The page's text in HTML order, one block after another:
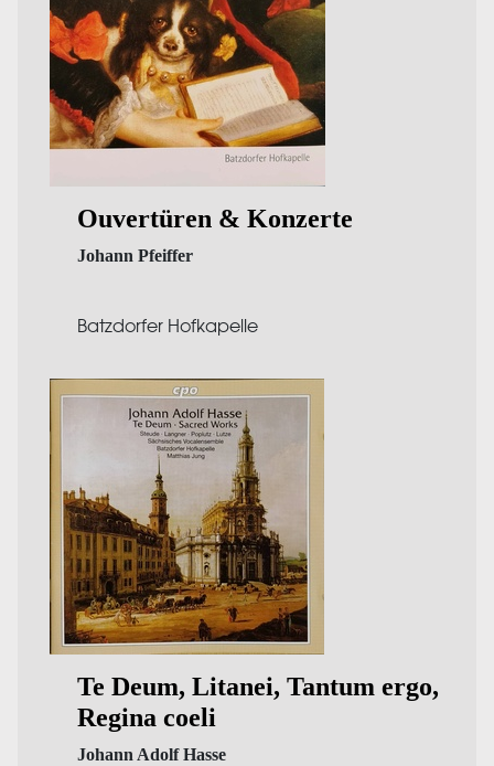
Ouvertüren & Konzerte
Johann Pfeiffer
Batzdorfer Hofkapelle
Te Deum, Litanei, Tantum ergo,
Regina coeli
Johann Adolf Hasse